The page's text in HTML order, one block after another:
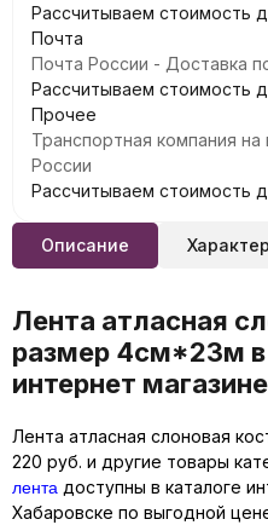
Рассчитываем стоимость
Почта
Почта России - Доставка
Рассчитываем стоимость
Прочее
Транспортная компания
России
Рассчитываем стоимость
Описание
Лента атласная
размер 4см*23м в
интернет
Лента атласная слоновая
220 руб. и другие товары
лента доступны в каталоге
Хабаровске по выгодной